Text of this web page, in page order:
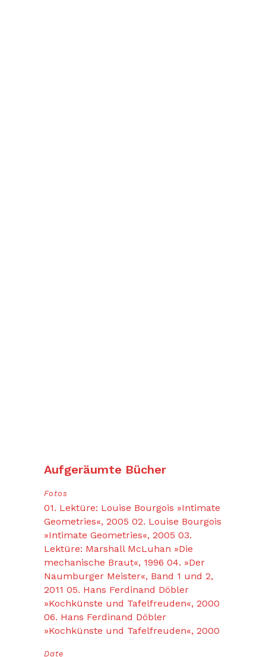
Aufgeräumte Bücher
Fotos
01. Lektüre: Louise Bourgois »Intimate
Geometries«, 2005 02. Louise Bourgois
»Intimate Geometries«, 2005 03.
Lektüre: Marshall McLuhan »Die
mechanische Braut«, 1996 04. »Der
Naumburger Meister«, Band 1 und 2,
2011 05. Hans Ferdinand Döbler
»Kochkünste und Tafelfreuden«, 2000
06. Hans Ferdinand Döbler
»Kochkünste und Tafelfreuden«, 2000
Date